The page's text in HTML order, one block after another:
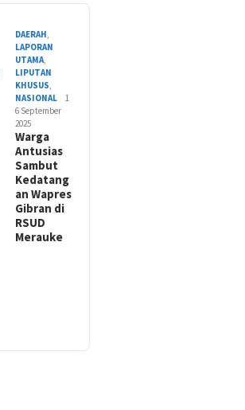
DAERAH
LAPORAN
UTAMA
LIPUTAN
KHUSUS
NASIONAL
1
6 September
2025
Warga
Antusias
Sambut
Kedatang
an Wapres
Gibran di
RSUD
Merauke